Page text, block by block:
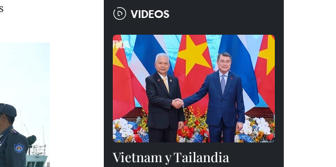
VIDEOS
Vietnam y Tailandia